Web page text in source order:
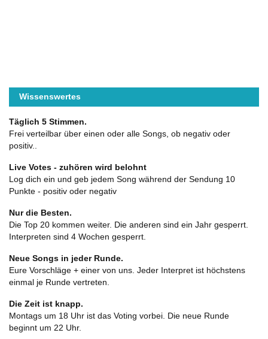
Wissenswertes
Täglich 5 Stimmen.
Frei verteilbar über einen oder alle Songs, ob negativ oder
positiv..
Live Votes - zuhören wird belohnt
Log dich ein und geb jedem Song während der Sendung 10
Punkte - positiv oder negativ
Nur die Besten.
Die Top 20 kommen weiter. Die anderen sind ein Jahr gesperrt.
Interpreten sind 4 Wochen gesperrt.
Neue Songs in jeder Runde.
Eure Vorschläge + einer von uns. Jeder Interpret ist höchstens
einmal je Runde vertreten.
Die Zeit ist knapp.
Montags um 18 Uhr ist das Voting vorbei. Die neue Runde
beginnt um 22 Uhr.